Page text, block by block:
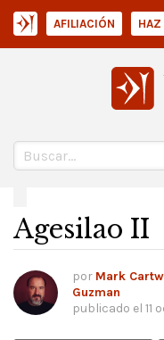
AFILIACIÓN HAZ
Agesilao II
por Mark
Guzman
publicado el 11